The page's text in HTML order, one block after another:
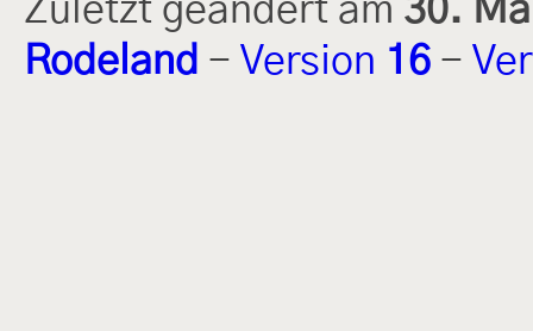
Zuletzt geändert am 30.
Rodeland - Version 16 -